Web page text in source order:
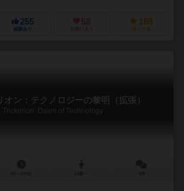
255
経験あり
58
お気に入り
188
持ってる
オン：テクノロジーの黎明（拡張）
Trickerion: Dawn of Technology